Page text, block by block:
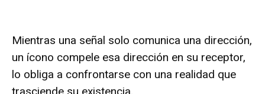
Mientras una señal solo comunica una dirección,
un ícono compele esa dirección en su receptor,
lo obliga a confrontarse con una realidad que